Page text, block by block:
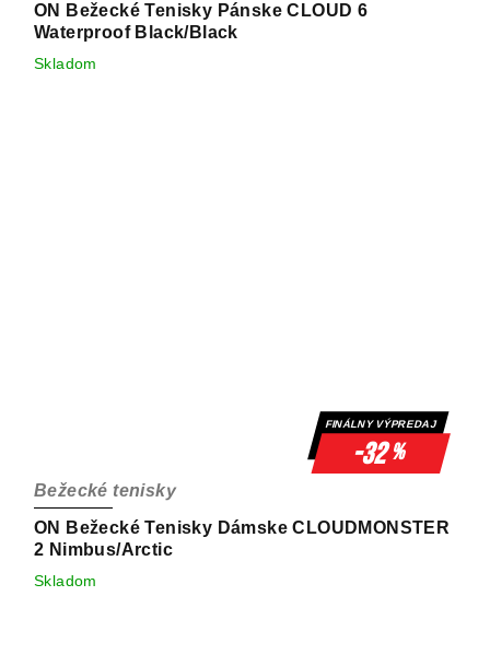
ON Bežecké Tenisky Pánske CLOUD 6
Waterproof Black/Black
Skladom
FINÁLNY VÝPREDAJ
-32%
ON Bežecké Tenisky Dámske CLOUDMONSTER
2 Nimbus/Arctic
Bežecké tenisky
Skladom